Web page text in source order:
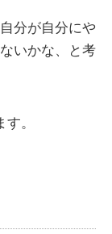
分が自分にや
いかな、と考
。